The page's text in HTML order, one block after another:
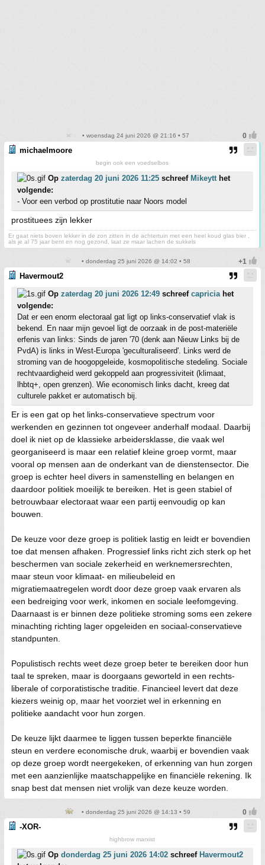
• woensdag 24 juni 2026 @ 21:16 • 57
michaelmoore
begin ook een voedselbos
Op zaterdag 20 juni 2026 11:25 schreef Mikeytthet
volgende:
- Voor een verbod op prostitutie naar Noors model
prostituees zijn lekker
Er gaat niets boven lekker in de zon zitten in de achtertuin met een heel koud glas bier ,
als je al 75 jaar bent en nog gezond, laat ze maar lachen de sukkels
• donderdag 25 juni 2026 @ 14:02 • 58
Havermout2
Op zaterdag 20 juni 2026 12:49 schreef capriciahet
volgende:
Dat er een enorm electoraal gat ligt op links-conservatief vlak is
bekend. En naar mijn gevoel ligt de oorzaak in de post-materiële
erfenis van links: Sinds de jaren '70 (denk aan Nieuw Links bij de
PvdA) is links in West-Europa 'geculturaliseerd'. Links werd de
stroming van de hoogopgeleide, kosmopolitische stedeling. Sociale
rechtvaardigheid werd gekoppeld aan progressiviteit (klimaat,
lhbtq+, open grenzen). Wie economisch links dacht, kreeg dat
culturele pakket er automatisch bij.
Er is een gat op het links-conservatieve spectrum voor
werkenden en gezinnen tot ongeveer anderhalf modaal. Daarbij
doel ik niet op de klassieke arbeidersklasse, die vaak wel
georganiseerd is maar een relatief kleine groep vormt, maar
vooral op mensen aan de onderkant van de dienstensector. Die
groep is echter heel divers in samenstelling en belangen en
daardoor politiek moeilijk te bereiken. Het is geen stabiel of
betrouwbaar electoraat waar een partij eenvoudig op kan
bouwen.
De keuze voor deze groep is politiek lastig en leidt er bovendien
toe dat mensen afhaken. Progressief links richt zich sterk op het
beschermen van sociale zekerheid en werknemersrechten,
maar steun voor klimaat- en milieubeleid en
migratiemaatregelen wordt door deze groep vaak ervaren als
een bedreiging voor werk, inkomen en sociale leefomgeving.
Daarnaast is er binnen deze politieke stroming soms een zekere
minachting richting lager opgeleiden en sociaal-conservatieve
standpunten.
Populistisch rechts weet deze groep beter te bereiken door hun
taal te spreken, maar is doorgaans geworteld in een rechts-
liberale of corporatistische traditie. Financieel levert dat deze
kiezers weinig op, maar het voorziet wel in erkenning en
politieke aandacht voor hun zorgen.
De keuze lijkt daarmee te liggen tussen beperkte financiële
steun en verdere economische druk, waarbij er bovendien vaak
op deze groep wordt neergekeken, of erkenning van hun zorgen
met een aanzienlijke maatschappelijke en financiële rekening. Ik
snap best dat mensen niet vrolijk van deze keuze worden.
• donderdag 25 juni 2026 @ 14:13 • 59
-XOR-
highbrow marxist
Op donderdag 25 juni 2026 14:02 schreef Havermout2